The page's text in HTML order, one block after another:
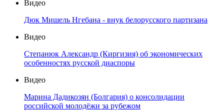
Видео
Дюк Мишель Нгебана - внук белорусского партизана
Видео
Степанюк Александр (Киргизия) об экономических
особенностях русской диаспоры
Видео
Марина Дадикозян (Болгария) о консолидации
российской молодёжи за рубежом